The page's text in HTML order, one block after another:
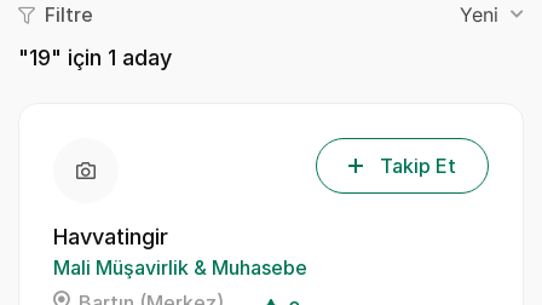
Filtre Yeni
"19" için 1 aday
Havvatingir
Mali Müşavirlik & Muhasebe
Takip Et